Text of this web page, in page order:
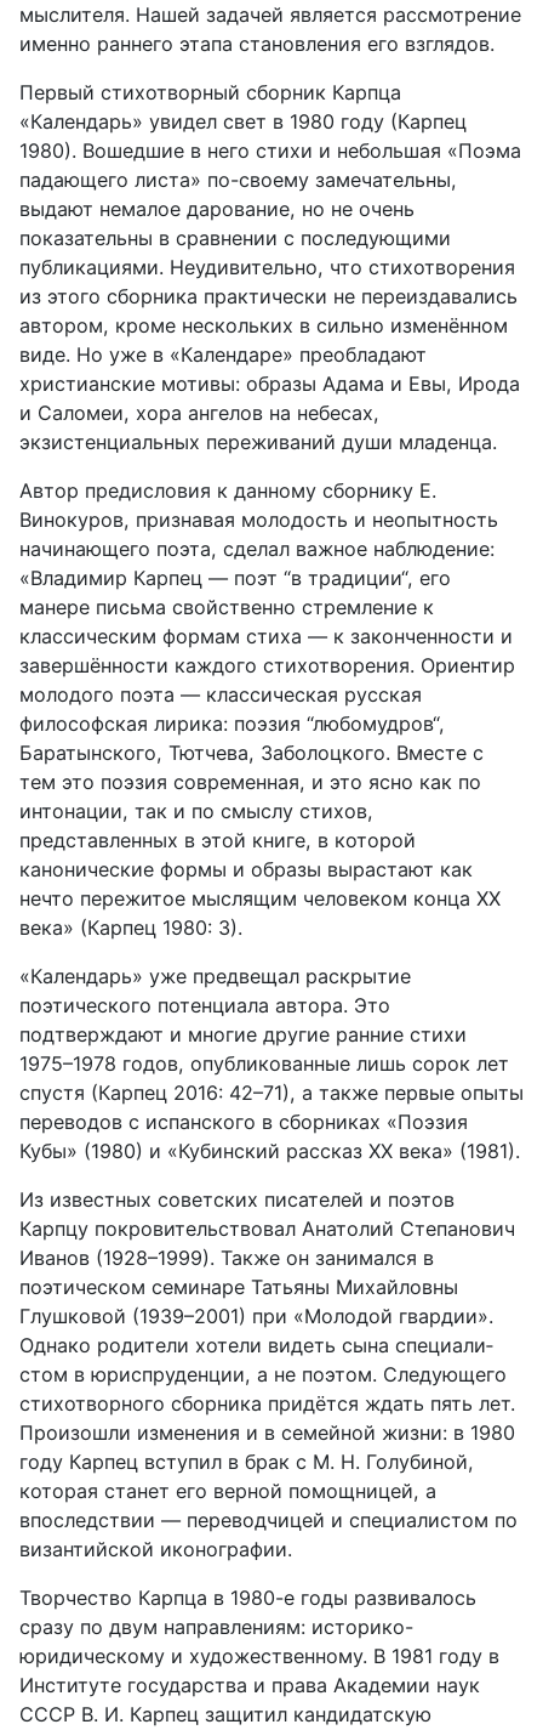
мыслителя. Нашей задачей является рассмотрение
именно раннего этапа становления его взглядов.
Первый стихотворный сборник Карпца
«Календарь» увидел свет в 1980 году (Карпец
1980). Вошедшие в него стихи и небольшая «Поэма
падающего листа» по-своему замечательны,
выдают немалое дарование, но не очень
показательны в сравнении с последующими
публикациями. Неудивительно, что стихотворения
из этого сборника практически не переиздавались
автором, кроме нескольких в сильно изменённом
виде. Но уже в «Календаре» преобладают
христианские мотивы: образы Адама и Евы, Ирода
и Саломеи, хора ангелов на небесах,
экзистенциальных пе­реживаний души младенца.
Автор предисловия к данному сборнику Е.
Винокуров, признавая мо­лодость и неопытность
начинающего поэта, сделал важное наблюдение:
«Владимир Карпец — поэт “в традиции“, его
манере письма свойственно стремление к
классическим формам стиха — к законченности и
завер­шённости каждого стихотворения. Ориентир
молодого поэта — класси­ческая русская
философская лирика: поэзия “любомудров“,
Баратынского, Тютчева, Заболоцкого. Вместе с
тем это поэзия современная, и это ясно как по
интонации, так и по смыслу стихов,
представленных в этой книге, в которой
канонические формы и образы вырастают как
нечто пережитое мыслящим человеком конца XX
века» (Карпец 1980: 3).
«Календарь» уже предвещал раскрытие
поэтического потенциала ав­тора. Это
подтверждают и многие другие ранние стихи
1975–1978 годов, опубликованные лишь сорок лет
спустя (Карпец 2016: 42–71), а также первые опыты
переводов с испанского в сборниках «Поэзия
Кубы» (1980) и «Кубинский рассказ XX века» (1981).
Из известных советских писателей и поэтов
Карпцу покровительст­вовал Анатолий Степанович
Иванов (1928–1999). Также он занимался в
поэтическом семинаре Татьяны Михайловны
Глушковой (1939–2001) при «Молодой гвардии».
Однако родители хотели видеть сына специали­
стом в юриспруденции, а не поэтом. Следующего
стихотворного сборника придётся ждать пять лет.
Произошли изменения и в семейной жизни: в 1980
году Карпец вступил в брак с М. Н. Голубиной,
которая станет его верной помощницей, а
впоследствии — переводчицей и специалистом по
византийской иконографии.
Творчество Карпца в 1980-е годы развивалось
сразу по двум направле­ниям: историко-
юридическому и художественному. В 1981 году в
Институте государства и права Академии наук
СССР В. И. Карпец защитил кандидат­скую